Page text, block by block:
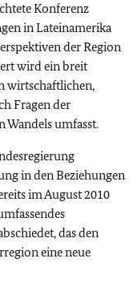
Konferenz
in Lateinamerika
der Region
wird ein breit
wirtschaftlichen,
Fragen der
Wandels umfasst.
in den Beziehungen
im August 2010
das den
eine neue